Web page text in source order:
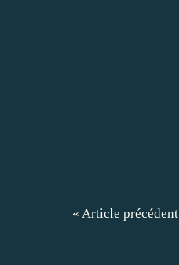
« Article précédent